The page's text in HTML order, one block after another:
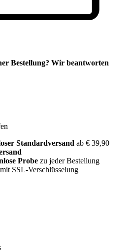
Bestellung? Wir beantworten
Standardversand ab € 39,90
Probe zu jeder Bestellung
mit SSL-Verschlüsselung